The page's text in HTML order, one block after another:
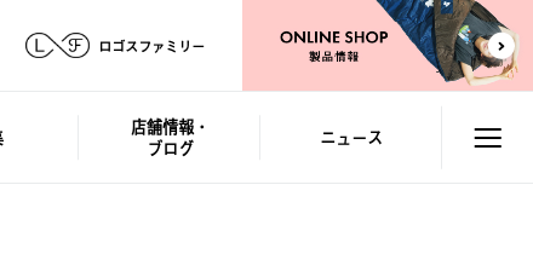
ロゴスファミリー
店舗情報・
ブログ
ニュース